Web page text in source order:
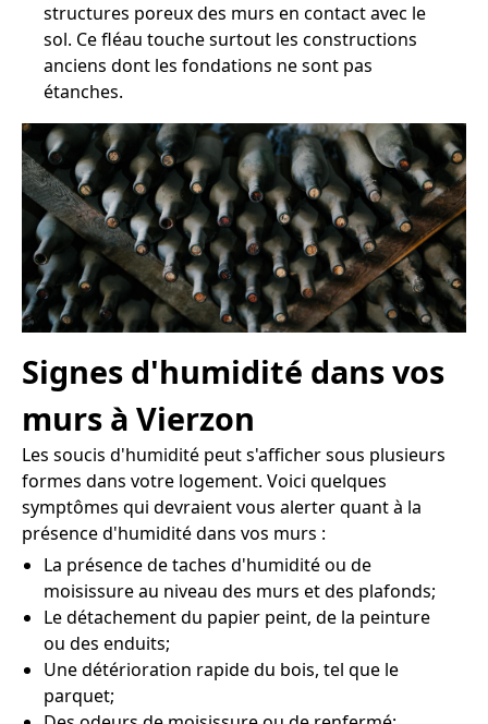
structures poreux des murs en contact avec le
sol. Ce fléau touche surtout les constructions
anciens dont les fondations ne sont pas
étanches.
Signes d'humidité dans vos
murs à Vierzon
Les soucis d'humidité peut s'afficher sous plusieurs
formes dans votre logement. Voici quelques
symptômes qui devraient vous alerter quant à la
présence d'humidité dans vos murs :
La présence de taches d'humidité ou de
moisissure au niveau des murs et des plafonds;
Le détachement du papier peint, de la peinture
ou des enduits;
Une détérioration rapide du bois, tel que le
parquet;